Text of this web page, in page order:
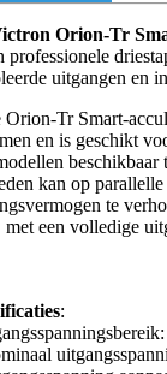
Orion-Tr
professionele
uitgangen en
Orion-Tr Smart-
en is geschikt
beschikbaar
kan op
te
met een volledige
: